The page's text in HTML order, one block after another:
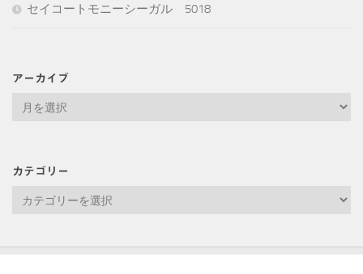
セイコートモニーシーガル 5018
アーカイブ
ブ
カテゴリー
リ